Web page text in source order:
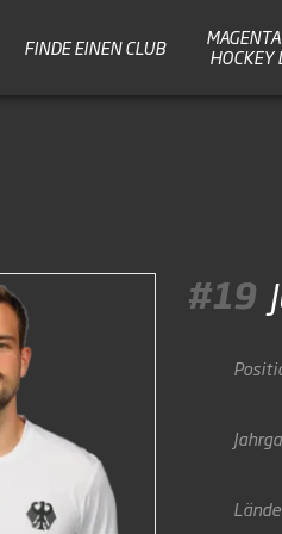
FINDE EINEN CLUB
HOCKEY
#19